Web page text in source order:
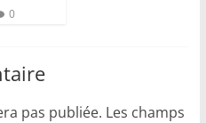
0
pas publiée. Les champs